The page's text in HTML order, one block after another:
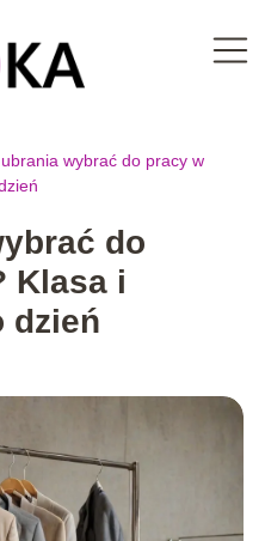
wybrać do pracy w
do
Klasa i
dzień